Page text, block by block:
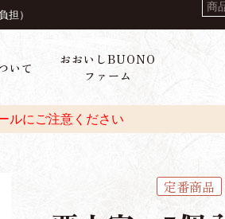
担）
いて
おおいしBUONO
ファーム
ルにご注意ください
定番商品